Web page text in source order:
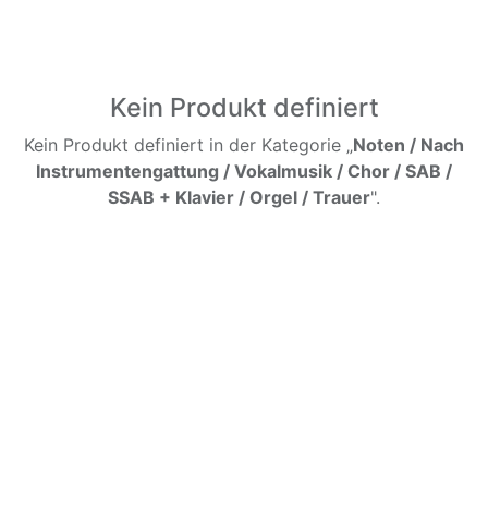
Kein Produkt definiert
Kein Produkt definiert in der Kategorie „Noten / Nach
Instrumentengattung / Vokalmusik / Chor / SAB /
SSAB + Klavier / Orgel / Trauer".